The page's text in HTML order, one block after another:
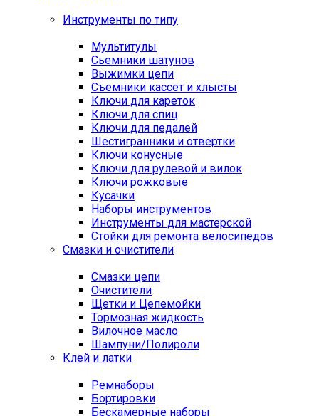
Инструменты по типу
Мультитулы
Сьемники шатунов
Выжимки цепи
Съемники кассет и хлысты
Ключи для кареток
Ключи для спиц
Ключи для педалей
Шестигранники и отвертки
Ключи конусные
Ключи для рулевой и вилок
Ключи рожковые
Кусачки
Наборы инструментов
Инструменты для мастерской
Стойки для ремонта велосипедов
Смазки и очистители
Смазки цепи
Очистители
Щетки и Цепемойки
Тормозная жидкость
Вилочное масло
Шампуни/Полироли
Клей и латки
Ремнаборы
Бортировки
Бескамерные наборы